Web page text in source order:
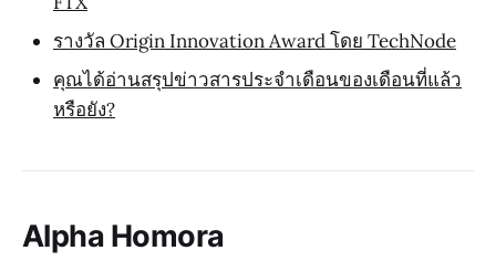
รางวัล Origin Innovation Award โดย TechNode
คุณได้อ่านสรุปข่าวสารประจำเดือนของเดือนที่แล้ว
หรือยัง?
Alpha Homora